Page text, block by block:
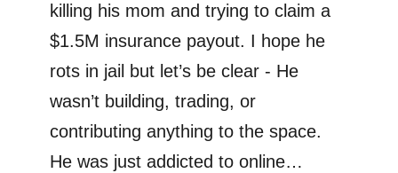
killing his mom and trying to claim a
$1.5M insurance payout. I hope he
rots in jail but let’s be clear - He
wasn’t building, trading, or
contributing anything to the space.
He was just addicted to online…